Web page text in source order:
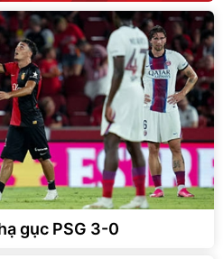
gục PSG 3-0